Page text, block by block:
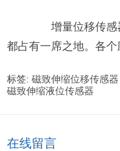
增量位移传感
都占有一席之地。各个
标签: 磁致伸缩位移传感器
磁致伸缩液位传感器
在线留言